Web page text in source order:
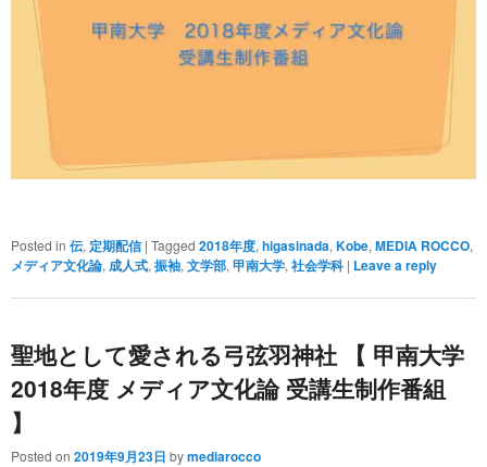
Posted in 伝, 定期配信 |Tagged 2018年度,higasinada,Kobe,MEDIA ROCCO,
メディア文化論, 成人式,振袖,文学部,甲南大学,社会学科 | Leave a reply
聖地として愛される弓弦羽神社 【 甲南大学
2018年度 メディア文化論 受講生制作番組
】
Posted on2019年9月23日 bymediarocco